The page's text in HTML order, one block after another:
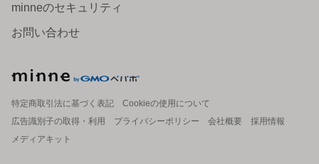
minneのセキュリティ
お問い合わせ
特定商取引法に基づく表記
Cookieの使用について
広告識別子の取得・利用
プライバシーポリシー 会社概要
採用情報
メディアキット